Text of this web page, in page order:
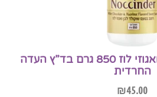
טופינג שוקולד לבן ואגוזי לוז 850 גרם בד”ץ העדה
החרדית
₪45.00